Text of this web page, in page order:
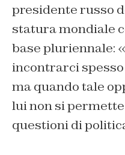
presidente russo
statura mondiale
base pluriennale:
incontrarci
ma quando tale
lui non si
questioni di